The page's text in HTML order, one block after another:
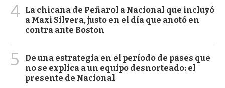
4 La chicana de Peñarol a Nacional que incluyó
a Maxi Silvera, justo en el día que anotó en
contra ante Boston
5
De una estrategia en el período de pases que
no se explica a un equipo desnorteado: el
presente de Nacional